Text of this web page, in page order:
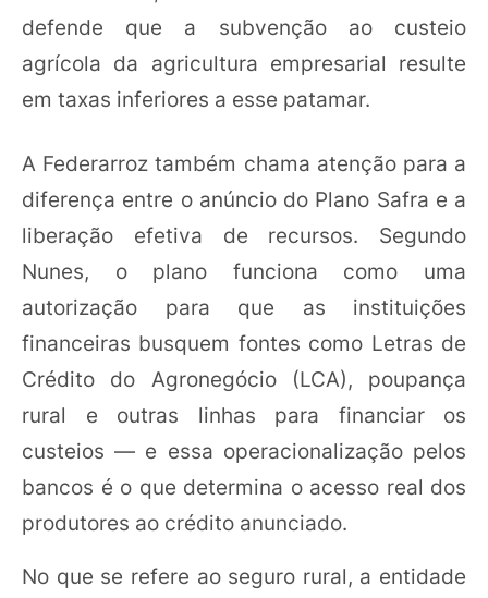
defende que a subvenção ao custeio
agrícola da agricultura empresarial resulte
em taxas inferiores a esse patamar.
A Federarroz também chama atenção para a
diferença entre o anúncio do Plano Safra e a
liberação efetiva de recursos. Segundo
Nunes, o plano funciona como uma
autorização para que as instituições
financeiras busquem fontes como Letras de
Crédito do Agronegócio (LCA), poupança
rural e outras linhas para financiar os
custeios — e essa operacionalização pelos
bancos é o que determina o acesso real dos
produtores ao crédito anunciado.
No que se refere ao seguro rural, a entidade